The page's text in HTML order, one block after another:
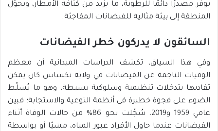
يوفّر مصدرًا دائمًا للرطوبة، ما يزيد من كثافة الأمطار، ويحوّل
المنطقة إلى بيئة مثالية للفيضانات المفاجئة.
السائقون لا يدركون خطر الفيضانات
وفي هذا السياق، تكشف الدراسات الميدانية أن معظم
الوفيات الناجمة عن الفيضانات في ولاية تكساس كان يمكن
تفاديها بتدخلات تنظيمية وسلوكية بسيطة، وهو ما يُسلّط
الضوء على فجوة خطيرة في أنظمة التوعية والاستجابة؛ فبين
عامي 1959 و2019، سُجّلت نحو 86% من حالات الوفاة أثناء
الفيضانات عندما حاول الأفراد عبور المياه، مشيًا أو بواسطة